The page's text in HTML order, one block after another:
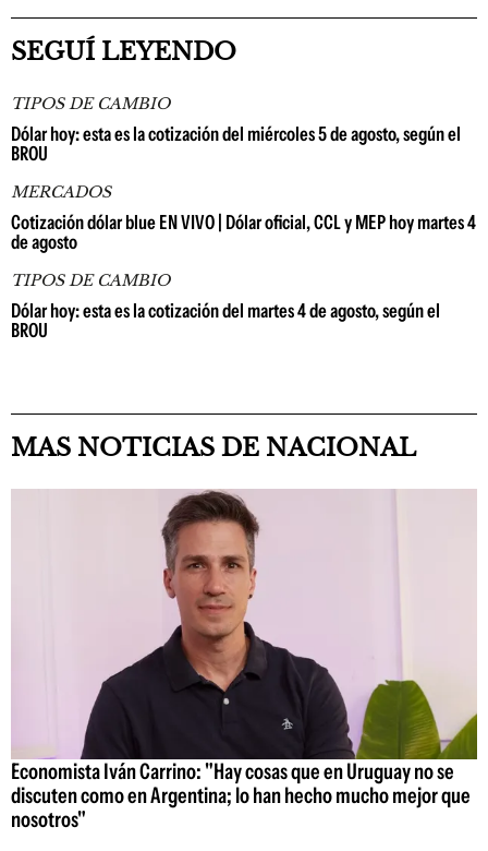
SEGUÍ LEYENDO
TIPOS DE CAMBIO
Dólar hoy: esta es la cotización del miércoles 5 de agosto, según el
BROU
MERCADOS
Cotización dólar blue EN VIVO | Dólar oficial, CCL y MEP hoy martes 4
de agosto
TIPOS DE CAMBIO
Dólar hoy: esta es la cotización del martes 4 de agosto, según el
BROU
MAS NOTICIAS DE NACIONAL
Economista Iván Carrino: "Hay cosas que en Uruguay no se
discuten como en Argentina; lo han hecho mucho mejor que
nosotros"